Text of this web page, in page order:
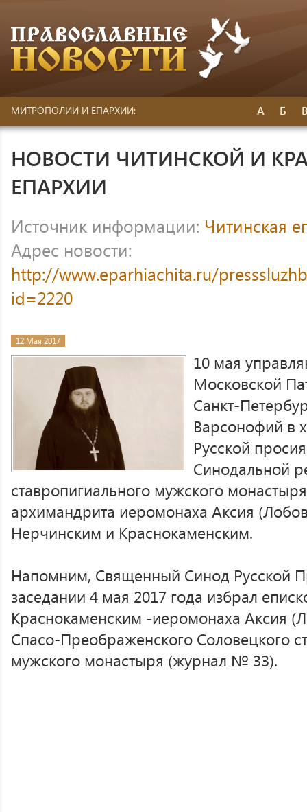
МИТРОПОЛИИ И ЕПАРХИИ: А Б
НОВОСТИ ЧИТИНСКОЙ И
ЕПАРХИИ
Источник информации: Читинская
Адрес новости:
http://www.eparhiachita.ru/
id=2220
12 Мая 2017
10 мая
Московской
Санкт-
Варсонофий в
Русской
Синодальной
ставропигиального мужского
архимандрита иеромонаха Аксия
Нерчинским и Краснокаменским.
Напомним, Священный Синод Русской
заседании 4 мая 2017 года избрал
Краснокаменским -иеромонаха Аксия
Спасо-Преображенского Соловецкого
мужского монастыря (журнал № 33).